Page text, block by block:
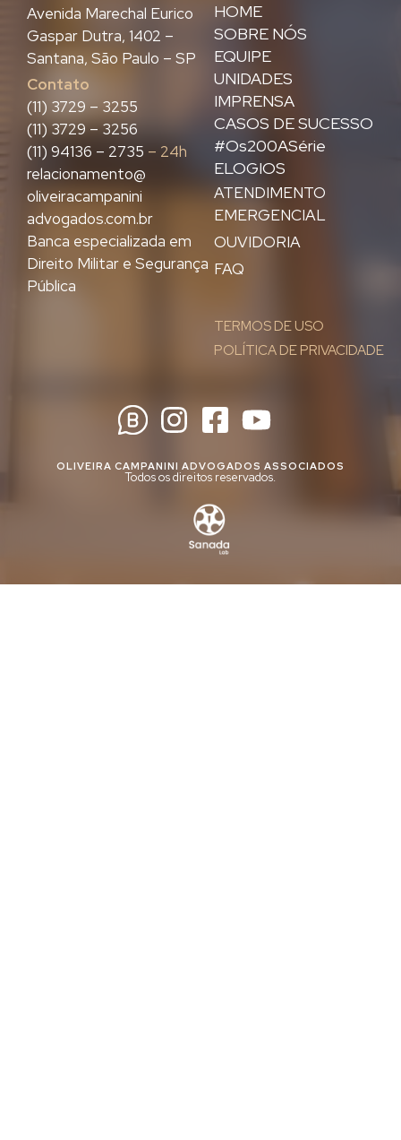
HOME
SOBRE NÓS
EQUIPE
UNIDADES
IMPRENSA
CASOS DE SUCESSO
#Os200ASérie
ELOGIOS
ATENDIMENTO
EMERGENCIAL
OUVIDORIA
FAQ
TERMOS DE USO
POLÍTICA DE PRIVACIDADE
Avenida Marechal Eurico
Gaspar Dutra, 1402 –
Santana, São Paulo – SP
Contato
(11) 3729 – 3255
(11) 3729 – 3256
(11) 94136 – 2735 – 24h
relacionamento@
oliveiracampanini
advogados.com.br
Banca especializada em
Direito Militar e Segurança
Pública
OLIVEIRA CAMPANINI ADVOGADOS ASSOCIADOS
Todos os direitos reservados.